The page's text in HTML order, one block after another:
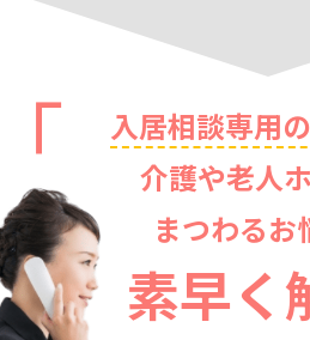
入居相談専用
介護や老人
まつわるお
素早く